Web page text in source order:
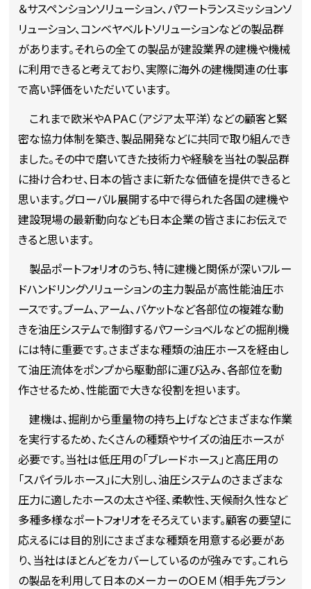
＆サスペンションソリューション、パワートランスミッションソ
リューション、コンベヤベルトソリューションなどの製品群
があります。それらの全ての製品が建設業界の建機や機械
に利用できると考えており、実際に海外の建機関連の仕事
で高い評価をいただいています。
これまで欧米やＡＰＡＣ（アジア太平洋）などの顧客と緊
密な協力体制を築き、製品開発などに共同で取り組んでき
ました。その中で磨いてきた技術力や経験を当社の製品群
に掛け合わせ、日本の皆さまに新たな価値を提供できると
思います。グローバル展開する中で得られた各国の建機や
建設現場の最新動向なども日本企業の皆さまにお伝えで
きると思います。
製品ポートフォリオのうち、特に建機と関係が深いフルー
ドハンドリングソリューションの主力製品が高性能油圧ホ
ースです。ブーム、アーム、バケットなど各部位の複雑な動
きを油圧システムで制御するパワーショベルなどの掘削機
には特に重要です。さまざまな種類の油圧ホースを経由し
て油圧流体をポンプから駆動部に運び込み、各部位を動
作させるため、性能面で大きな役割を担います。
建機は、掘削から重量物の持ち上げなどさまざまな作業
を実行するため、たくさんの種類やサイズの油圧ホースが
必要です。当社は低圧用の「ブレードホース」と高圧用の
「スパイラルホース」に大別し、油圧システムのさまざまな
圧力に適したホースの太さや径、柔軟性、天候耐久性など
多種多様なポートフォリオをそろえています。顧客の要望に
応えるには目的別にさまざまな種類を用意する必要があ
り、当社はほとんどをカバーしているのが強みです。これら
の製品を利用して日本のメーカーのＯＥＭ（相手先ブラン